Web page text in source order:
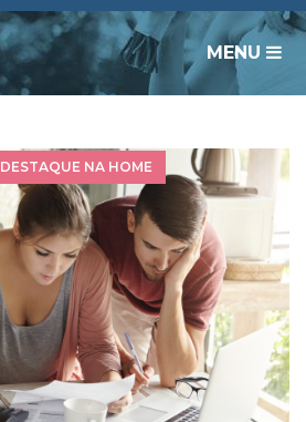
MENU
DESTAQUE NA HOME